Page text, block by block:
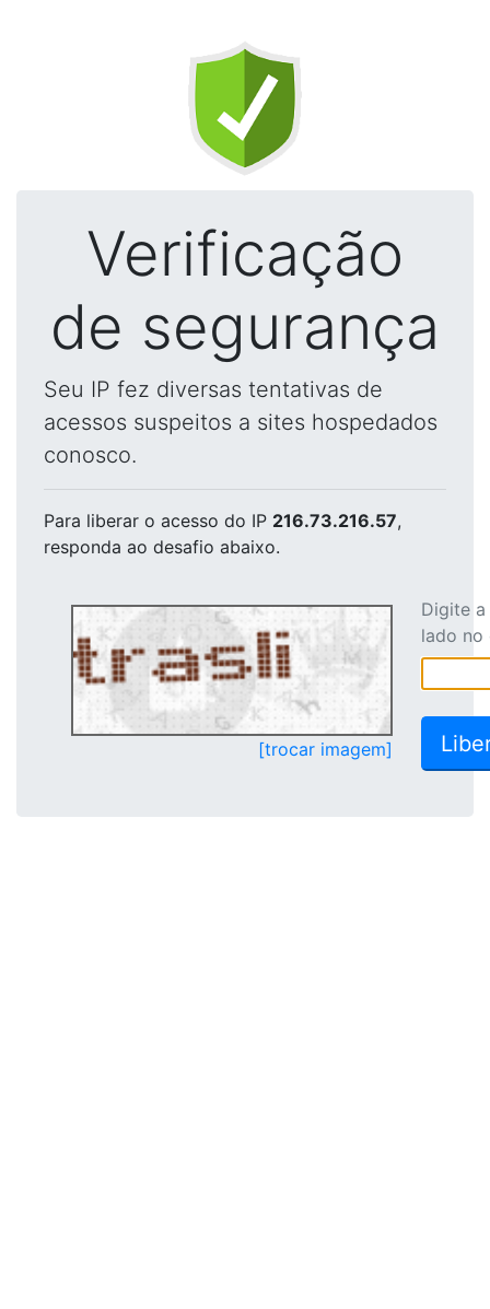
Verificação
de segurança
Seu IP fez diversas tentativas de
acessos suspeitos a sites hospedados
conosco.
Para liberar o acesso do IP 216.73.216.57,
responda ao desafio abaixo.
[trocar imagem]
Digite
lado no